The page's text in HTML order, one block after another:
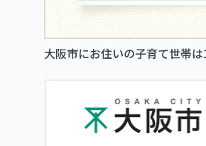
大阪市にお住いの子育て世帯